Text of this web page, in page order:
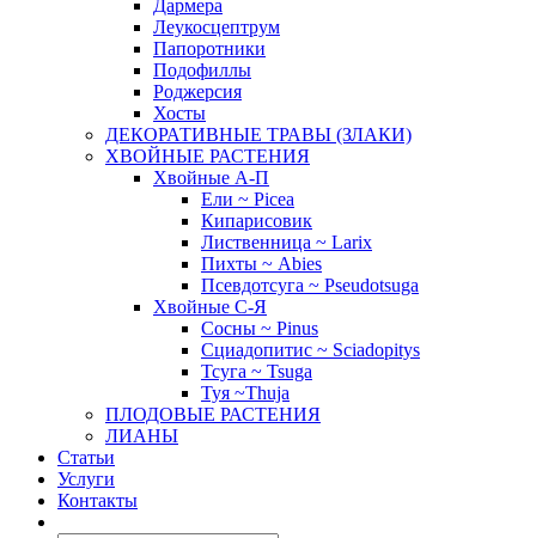
Дармера
Леукосцептрум
Папоротники
Подофиллы
Роджерсия
Хосты
ДЕКОРАТИВНЫЕ ТРАВЫ (ЗЛАКИ)
ХВОЙНЫЕ РАСТЕНИЯ
Хвойные А-П
Ели ~ Picea
Кипарисовик
Лиственница ~ Larix
Пихты ~ Abies
Псевдотсуга ~ Pseudotsuga
Хвойные С-Я
Сосны ~ Pinus
Сциадопитис ~ Sciadopitys
Тсуга ~ Tsuga
Туя ~Thuja
ПЛОДОВЫЕ РАСТЕНИЯ
ЛИАНЫ
Статьи
Услуги
Контакты